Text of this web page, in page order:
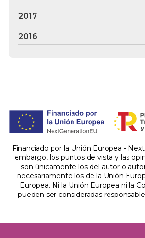
2017
2016
Financiado por la Unión Europea -
embargo, los puntos de vista y las
son únicamente los del autor o
necesariamente los de la Unión
Europea. Ni la Unión Europea ni la
pueden ser consideradas